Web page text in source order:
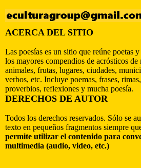
ACERCA DEL SITIO
Las poesías es un sitio que reúne poetas
los mayores compendios de acrósticos de
animales, frutas, lugares, ciudades,
verbos, etc. Incluye poemas, frases,
proverbios, reflexiones y mucha poesía.
DERECHOS DE AUTOR
Todos los derechos reservados. Sólo se
texto en pequeños fragmentos siempre
permite utilizar el contenido para
multimedia (audio, video, etc.)